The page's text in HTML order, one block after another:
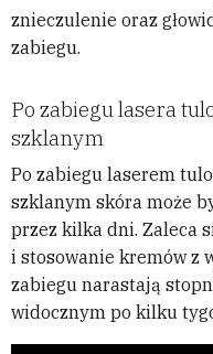
znieczulenie oraz
zabiegu.
Po zabiegu lasera
szklanym
Po zabiegu laserem
szklanym skóra może
przez kilka dni. Zaleca
i stosowanie kremów z
zabiegu narastają
widocznym po kilku